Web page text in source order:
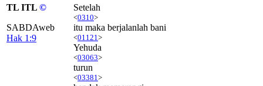
TL ITL ©
SABDAweb
Hak 1:9
Setelah
<0310>
itu maka berjalanlah bani
<01121 >
Yehuda
<03063>
turun
<03381 >